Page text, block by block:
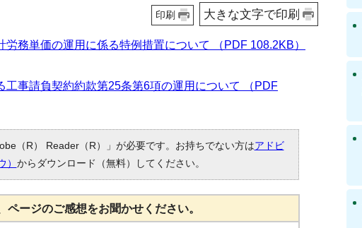
印刷 大きな文字で印刷
務単価の運用に係る特例措置について （PDF 108.2KB）
事請負契約約款第25条第6項の運用について （PDF
（R） Reader（R）」が必要です。お持ちでない方はアドビ
からダウンロード（無料）してください。
ージのご感想をお聞かせください。